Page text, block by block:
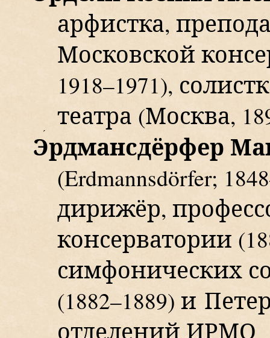
арфистка,
Московской
1918–1971),
театра (Москва,
Эрдмансдёрфер
(Erdmannsdörfer;
дирижёр,
консерватории
симфонических
(1882–1889) и
отделений ИРМО